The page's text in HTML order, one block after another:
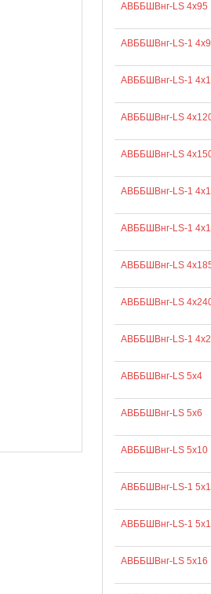
АВББШВнг-LS 4х95
АВББШВнг-LS-1
АВББШВнг-LS-1
АВББШВнг-LS
АВББШВнг-LS
АВББШВнг-LS-1
АВББШВнг-LS-1
АВББШВнг-LS
АВББШВнг-LS
АВББШВнг-LS-1
АВББШВнг-LS 5х4
АВББШВнг-LS 5х6
АВББШВнг-LS 5х10
АВББШВнг-LS-1
АВББШВнг-LS-1
АВББШВнг-LS 5х16